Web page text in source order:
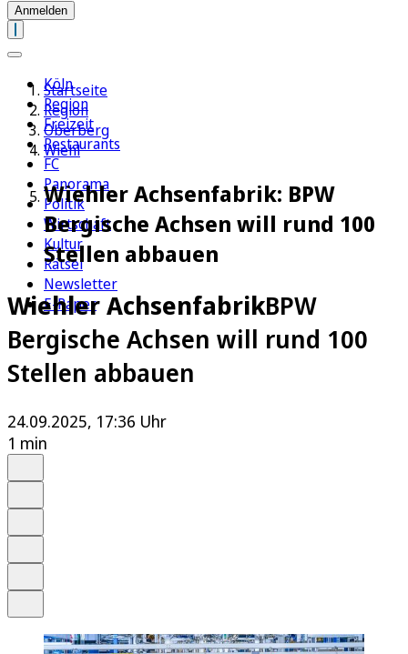
Anmelden
Köln
Region
Freizeit
Restaurants
FC
Panorama
Politik
Wirtschaft
Kultur
Rätsel
Newsletter
E-Paper
Startseite
Region
Oberberg
Wiehl
Wiehler Achsenfabrik: BPW
Bergische Achsen will rund 100
Stellen abbauen
Wiehler AchsenfabrikBPW
Bergische Achsen will rund 100
Stellen abbauen
24.09.2025, 17:36 Uhr
1 min